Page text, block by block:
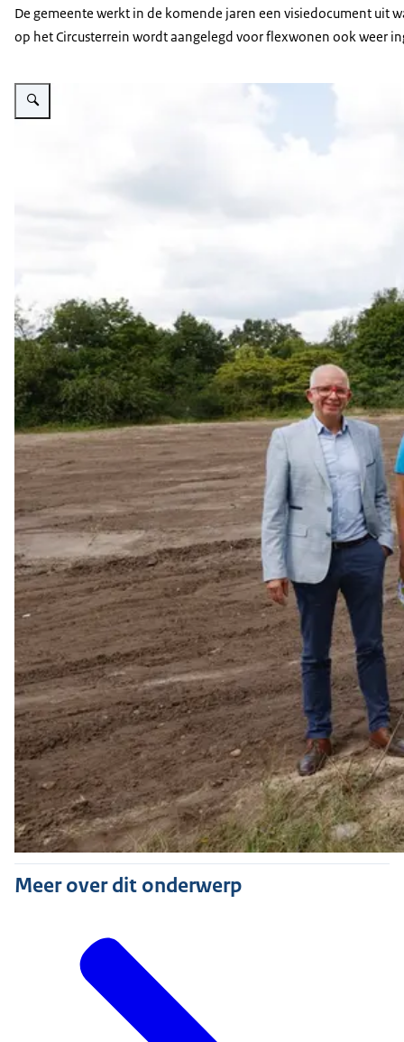
De gemeente werkt in de komende jaren een visiedocument uit
op het Circusterrein wordt aangelegd voor flexwonen ook weer
Vergroot afbeelding Flexwoningen Hilversum ondertekening
Meer over dit onderwerp